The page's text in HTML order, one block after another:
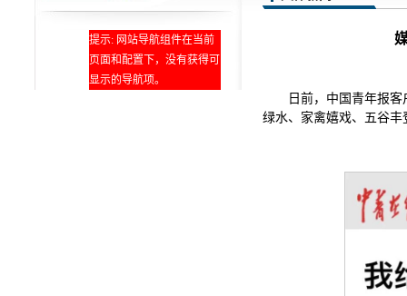
提示: 网站导航组件在当前
页面和配置下，没有获得可
显示的导航项。
日前，中国青年报
绿水、家禽嬉戏、五谷